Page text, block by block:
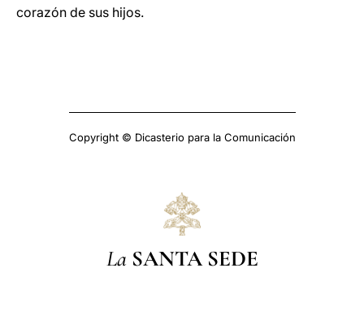
corazón de sus hijos.
Copyright © Dicasterio para la Comunicación
La SANTA SEDE